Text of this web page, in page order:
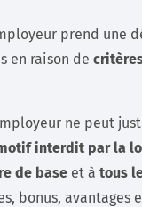
prend une
en raison de
ne peut
interdit par la
de base et à tous
bonus, avantages